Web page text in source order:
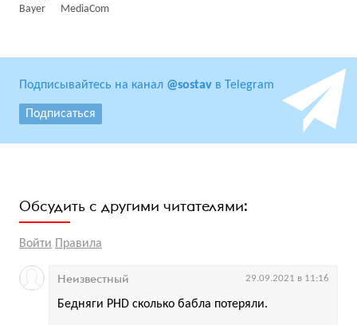
Bayer MediaСom
Подписывайтесь на канал @sostav в Telegram
Подписаться
Обсудить с другими читателями:
Войти Правила
Бедняги PHD сколько бабла потеряли.
Неизвестный 29.09.2021 в 11:16